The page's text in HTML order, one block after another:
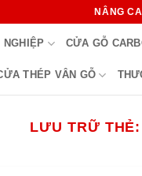
NÂNG
NGHIỆP CỬA GỖ
THÉP VÂN GỖ
LƯU TRỮ